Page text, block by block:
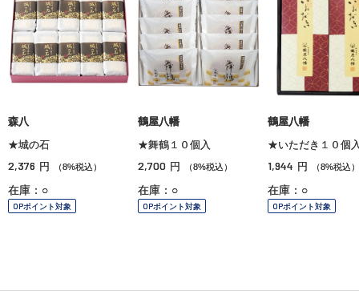
森八
★城の石
2,376 円 （8%税込）
在庫：○
OPポイント対象
鶴屋八幡
★舞鶴１０個入
2,700 円 （8%税込）
在庫：○
OPポイント対象
鶴屋八幡
★いただき１０個
1,944 円 （8%税込）
在庫：○
OPポイント対象